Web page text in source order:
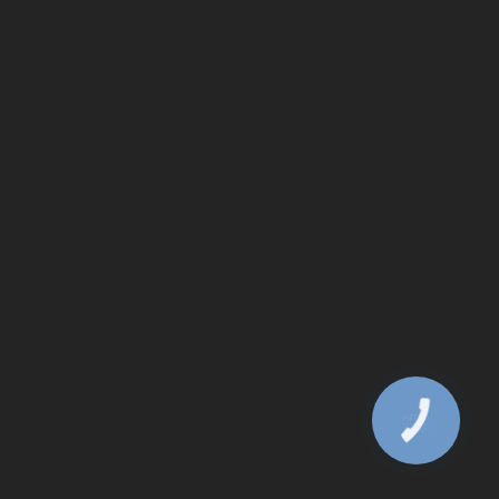
КНОПКА
ЗВ'ЯЗКУ